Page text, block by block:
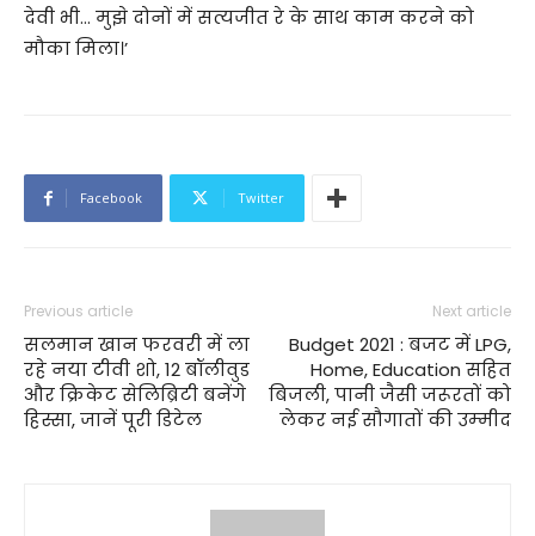
देवी भी… मुझे दोनों में सत्यजीत रे के साथ काम करने को
मौका मिला।’
Facebook Twitter
Previous article
सलमान खान फरवरी में ला
रहे नया टीवी शो, 12 बॉलीवुड
और क्रिकेट सेलिब्रिटी बनेंगे
हिस्सा, जानें पूरी डिटेल
Next article
Budget 2021 : बजट में LPG,
Home, Education सहित
बिजली, पानी जैसी जरूरतों को
लेकर नई सौगातों की उम्‍मीद